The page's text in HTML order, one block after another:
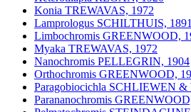
Konia TREWAVAS, 1972
Lamprologus SCHILTHUIS, 1891
Limbochromis GREENWOOD,
Myaka TREWAVAS, 1972
Nanochromis PELLEGRIN, 1904
Orthochromis GREENWOOD,
Paragobiocichla SCHLIEWEN &
Parananochromis